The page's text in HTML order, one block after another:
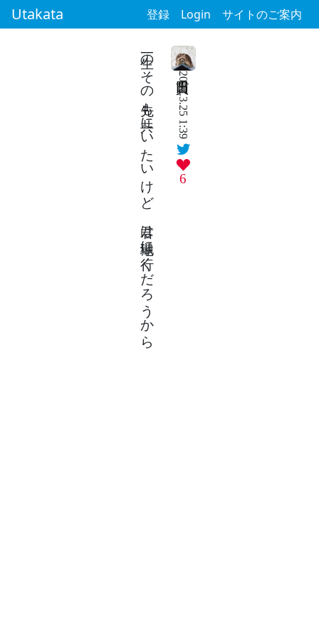
Utakata 登録 Login サイトのご案内
2026.3.25 1:39
6
一生のその先も共にいたいけど 君は地獄に行くだろうから